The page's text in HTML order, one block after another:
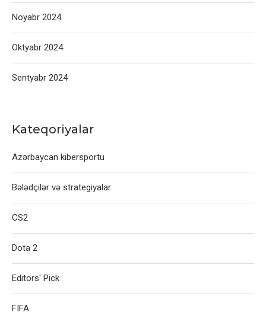
Noyabr 2024
Oktyabr 2024
Sentyabr 2024
Kateqoriyalar
Azərbaycan kibersportu
Bələdçilər və strategiyalar
CS2
Dota 2
Editors' Pick
FIFA